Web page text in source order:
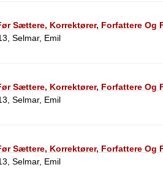
Sættere, Korrektører, Forfattere Og
Selmar, Emil
Sættere, Korrektører, Forfattere Og
Selmar, Emil
Sættere, Korrektører, Forfattere Og
Selmar, Emil